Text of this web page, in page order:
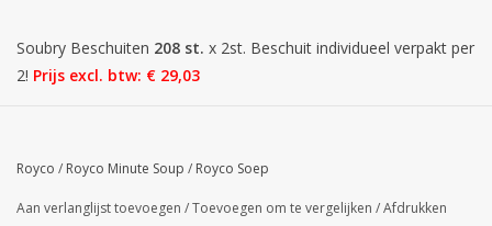
Soubry Beschuiten 208 st. x 2st. Beschuit individueel verpakt per
2! Prijs excl. btw: € 29,03
Royco / Royco Minute Soup / Royco Soep
Aan verlanglijst toevoegen /Toevoegen om te vergelijken /Afdrukken